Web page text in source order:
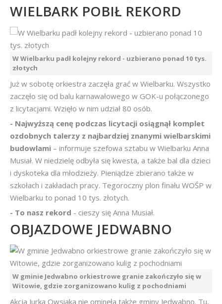
WIELBARK POBIŁ REKORD
W Wielbarku padł kolejny rekord - uzbierano ponad 10 tys.
złotych
Już w sobotę orkiestra zaczęła grać w Wielbarku. Wszystko
zaczęło się od balu karnawałowego w GOK-u połączonego
z licytacjami. Wzięło w nim udział 80 osób.
- Najwyższą cenę podczas licytacji osiągnął komplet
ozdobnych talerzy z najbardziej znanymi wielbarskimi
budowlami – informuje szefowa sztabu w Wielbarku Anna
Musiał. W niedzielę odbyła się kwesta, a także bal dla dzieci
i dyskoteka dla młodzieży. Pieniądze zbierano także w
szkołach i zakładach pracy. Tegoroczny plon finału WOŚP w
Wielbarku to ponad 10 tys. złotych.
- To nasz rekord - cieszy się Anna Musiał.
OBJAZDOWE JEDWABNO
W gminie Jedwabno orkiestrowe granie zakończyło się w
Witowie, gdzie zorganizowano kulig z pochodniami
Akcja Jurka Owsiaka nie ominęła także gminy Jedwabno. Tu,